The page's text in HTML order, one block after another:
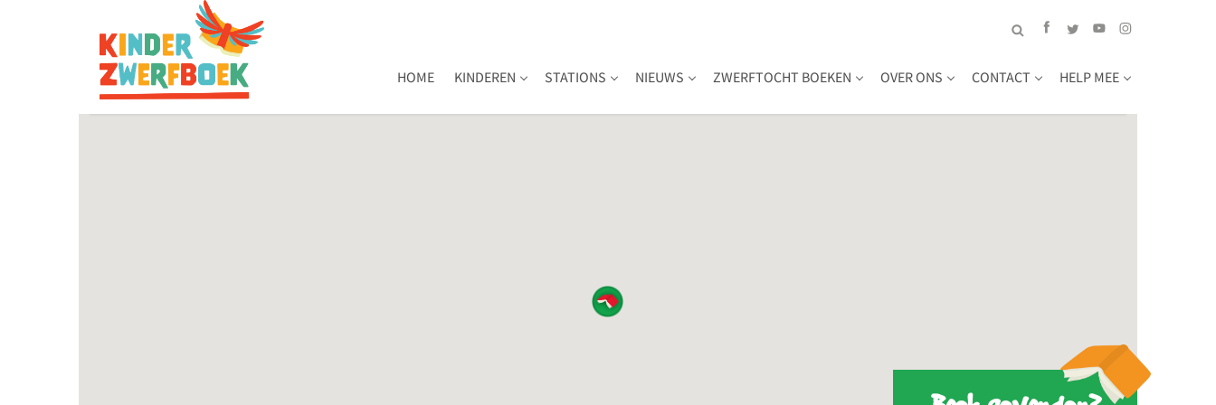
HOME KINDEREN STATIONS NIEUWS ZWERFTOCHT BOEKEN OVER ONS CONTACT HELP MEE